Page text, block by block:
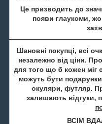
Це призводить до
появи глаукоми,
Шановні покупці, всі
незалежно від ціни.
для того що б кожен міг
можуть бути
окуляри, футляр.
залишають відгуки,
ВСІМ